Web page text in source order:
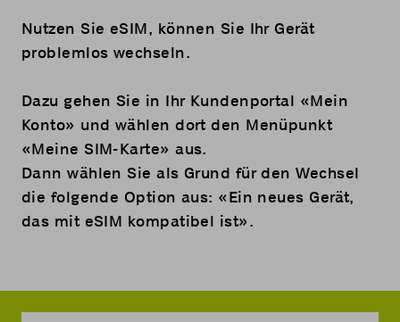
Nutzen Sie eSIM, können Sie Ihr Gerät
problemlos wechseln.
Dazu gehen Sie in Ihr Kundenportal «Mein
Konto» und wählen dort den Menüpunkt
«Meine SIM-Karte» aus.
Dann wählen Sie als Grund für den Wechsel
die folgende Option aus: «Ein neues Gerät,
das mit eSIM kompatibel ist».